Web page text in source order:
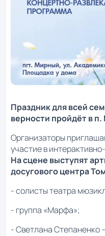
Праздник для всей
верности пройдёт в
Организаторы
участие в
На сцене выступят
досугового центра
- солисты театра
- группа «Марфа»;
- Светлана Степаненко